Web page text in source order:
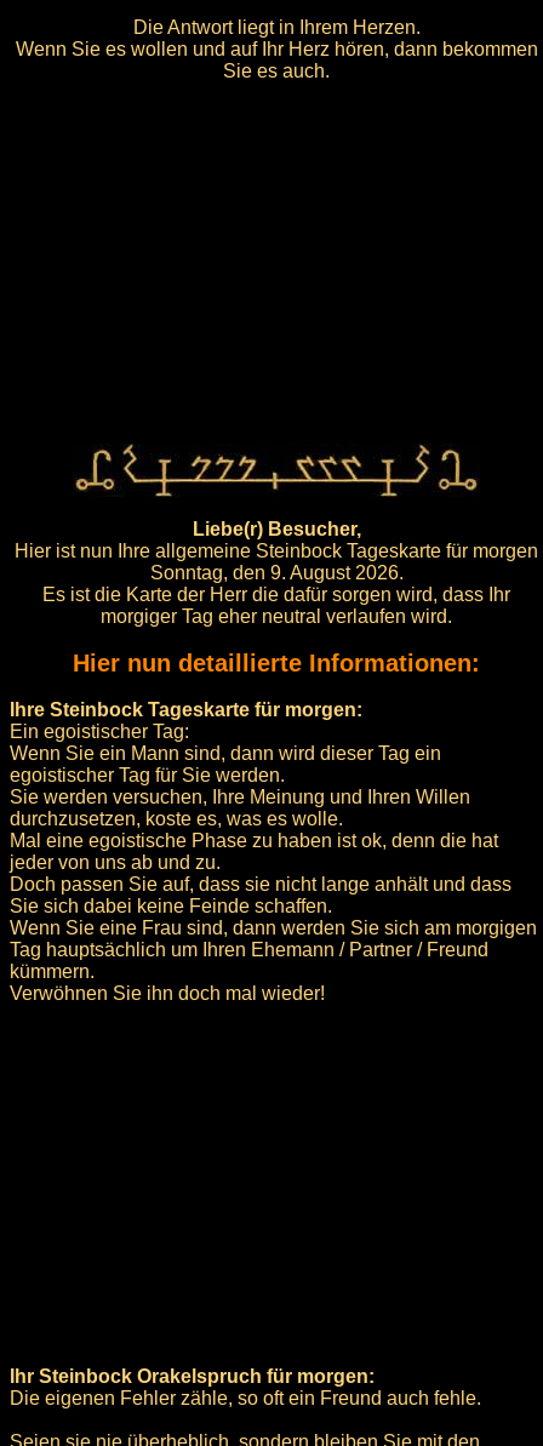
Die Antwort liegt in Ihrem Herzen.
Wenn Sie es wollen und auf Ihr Herz hören, dann bekommen
Sie es auch.
Liebe(r) Besucher,
Hier ist nun Ihre allgemeine Steinbock Tageskarte für morgen
Sonntag, den 9. August 2026.
Es ist die Karte der Herr die dafür sorgen wird, dass Ihr
morgiger Tag eher neutral verlaufen wird.
Hier nun detaillierte Informationen:
Ihre Steinbock Tageskarte für morgen:
Ein egoistischer Tag:
Wenn Sie ein Mann sind, dann wird dieser Tag ein
egoistischer Tag für Sie werden.
Sie werden versuchen, Ihre Meinung und Ihren Willen
durchzusetzen, koste es, was es wolle.
Mal eine egoistische Phase zu haben ist ok, denn die hat
jeder von uns ab und zu.
Doch passen Sie auf, dass sie nicht lange anhält und dass
Sie sich dabei keine Feinde schaffen.
Wenn Sie eine Frau sind, dann werden Sie sich am morgigen
Tag hauptsächlich um Ihren Ehemann / Partner / Freund
kümmern.
Verwöhnen Sie ihn doch mal wieder!
Ihr Steinbock Orakelspruch für morgen:
Die eigenen Fehler zähle, so oft ein Freund auch fehle.
Seien sie nie überheblich, sondern bleiben Sie mit den